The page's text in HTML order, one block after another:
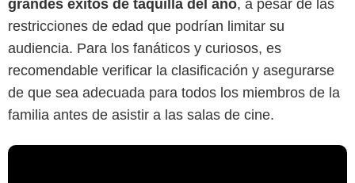
grandes éxitos de taquilla del año, a pesar de las
restricciones de edad que podrían limitar su
audiencia. Para los fanáticos y curiosos, es
recomendable verificar la clasificación y asegurarse
de que sea adecuada para todos los miembros de la
familia antes de asistir a las salas de cine.